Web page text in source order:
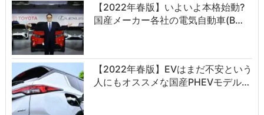
【2022年春版】いよいよ本格始動?
国産メーカー各社の電気自動車(B…
【2022年春版】EVはまだ不安という
人にもオススメな国産PHEVモデル…